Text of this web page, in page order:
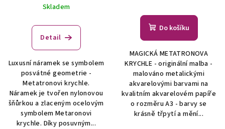
geometrie - sacred
geometry
Skladem
Detail
Luxusní náramek se symbolem
posvátné geometrie -
Metatronovi krychle.
Náramek je tvořen nylonovou
šňůrkou a zlaceným ocelovým
symbolem Metaronovi
krychle. Díky posuvným...
malba - symbol posvátné
Do košíku
MAGICKÁ METATRONOVA
KRYCHLE - originální malba -
malováno metalickými
akvarelovými barvami na
kvalitním akvarelovém papíře
o rozměru A3 - barvy se
krásně třpytí a mění...